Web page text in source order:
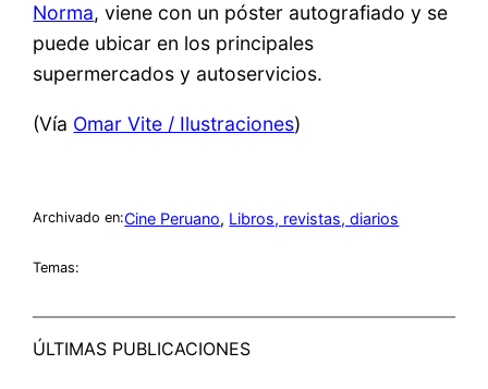
Norma, viene con un póster autografiado y se
puede ubicar en los principales
supermercados y autoservicios.
(Vía Omar Vite / Ilustraciones)
Archivado en:Cine Peruano, Libros, revistas, diarios
Temas:
ÚLTIMAS PUBLICACIONES